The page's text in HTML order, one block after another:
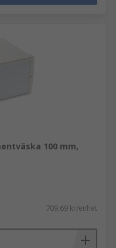
100 mm,
709,69 kr/enhet